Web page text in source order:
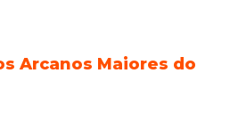
Arcanos Maiores do